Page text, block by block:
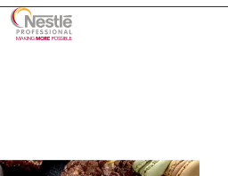
Skip